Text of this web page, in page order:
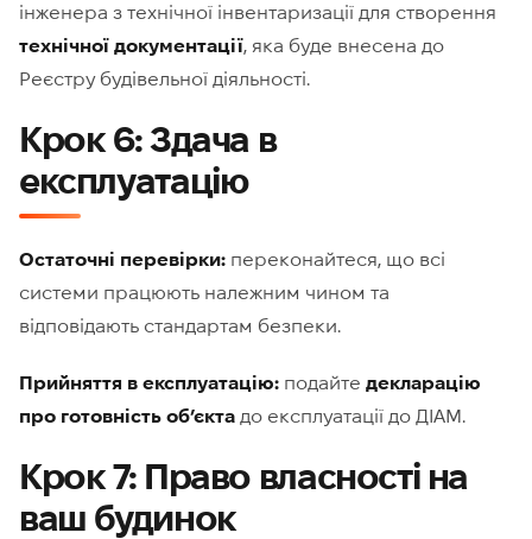
інженера з технічної інвентаризації для створення
технічної документації, яка буде внесена до
Реєстру будівельної діяльності.
Крок 6: Здача в
експлуатацію
Остаточні перевірки: переконайтеся, що всі
системи працюють належним чином та
відповідають стандартам безпеки.
Прийняття в експлуатацію: подайте декларацію
про готовність об’єкта до експлуатації до ДІАМ.
Крок 7: Право власності на
ваш будинок